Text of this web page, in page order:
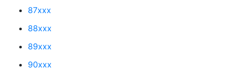
87xxx
88xxx
89xxx
90xxx